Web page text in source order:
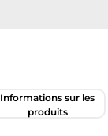
Informations sur les
produits